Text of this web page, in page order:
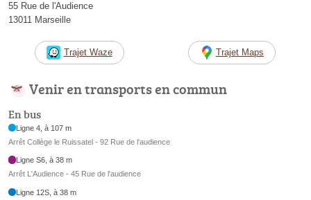
55 Rue de l'Audience
13011 Marseille
Trajet Waze Trajet Maps
Venir en transports en commun
En bus
Ligne 4, à 107 m
Arrêt Collège le Ruissatel - 92 Rue de l'audience
Ligne S6, à 38 m
Arrêt L'Audience - 45 Rue de l'audience
Ligne 12S, à 38 m